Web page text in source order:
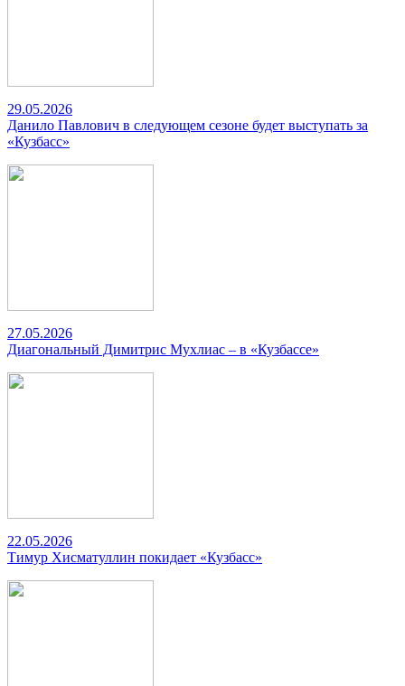
29.05.2026
Данило Павлович в следующем сезоне будет выступать за
«Кузбасс»
27.05.2026
Диагональный Димитрис Мухлиас – в «Кузбассе»
22.05.2026
Тимур Хисматуллин покидает «Кузбасс»